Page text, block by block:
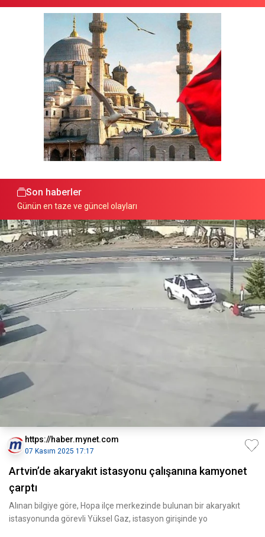
Son haberler
Günün en taze ve güncel olayları
https://haber.mynet.com
07 Kasım 2025 17:17
Artvin’de akaryakıt istasyonu çalışanına kamyonet
çarptı
Alınan bilgiye göre, Hopa ilçe merkezinde bulunan bir akaryakıt
istasyonunda görevli Yüksel Gaz, istasyon girişinde yo